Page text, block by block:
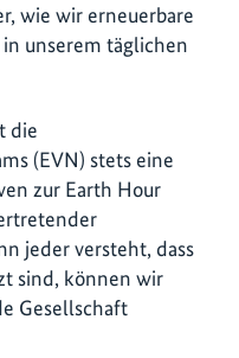
wie wir erneuerbare
unserem täglichen
die
(EVN) stets eine
zur Earth Hour
jeder versteht, dass
sind, können wir
Gesellschaft